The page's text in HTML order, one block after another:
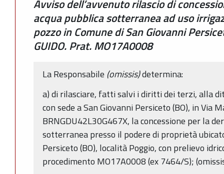
Avviso dell’avvenuto rilascio di
acqua pubblica sotterranea ad uso
pozzo in Comune di San Giovanni
GUIDO. Prat. MO17A0008
La Responsabile (omissis)determina:
a) di rilasciare, fatti salvi i diritti dei terzi, alla
con sede a San Giovanni Persiceto (BO), in Via
BRNGDU42L30G467X, la concessione per la
sotterranea presso il podere di proprietà
Persiceto (BO), località Poggio, con prelievo
procedimento MO17A0008 (ex 7464/S);